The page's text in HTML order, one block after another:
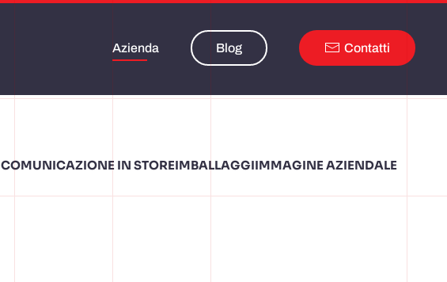
Azienda Blog Contatti
COMUNICAZIONE IN STOREIMBALLAGGIIMMAGINE AZIENDALE